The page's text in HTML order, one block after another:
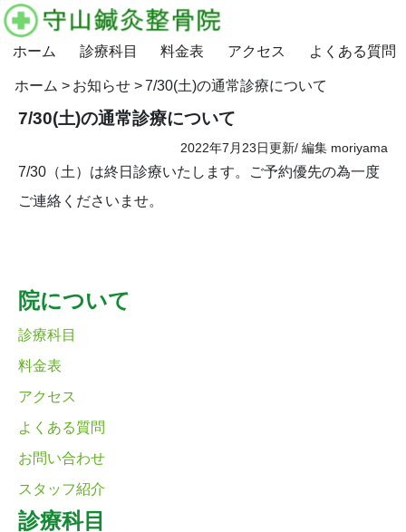
ホーム 診療科目 料金表 アクセス よくある質問
ホーム お知らせ 7/30(土)の通常診療について
7/30(土)の通常診療について
2022年7月23日更新/ 編集 moriyama
7/30（土）は終日診療いたします。ご予約優先の為一度
ご連絡くださいませ。
院について
診療科目
料金表
アクセス
よくある質問
お問い合わせ
スタッフ紹介
診療科目